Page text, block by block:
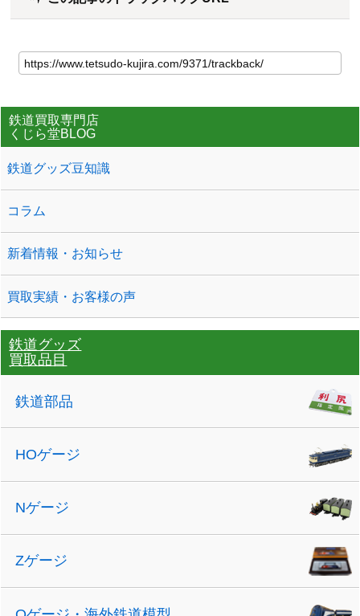
鉄道買取専門店
くじら堂BLOG
鉄道グッズ豆知識
コラム
新着情報・お知らせ
買取実績・お客様の声
鉄道グッズ
買取品目
鉄道部品
HOゲージ
Nゲージ
Zゲージ